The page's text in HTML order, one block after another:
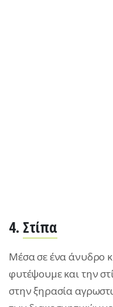
4. Στίπα
Μέσα σε ένα άνυδρο
φυτέψουμε και την
στην ξηρασία